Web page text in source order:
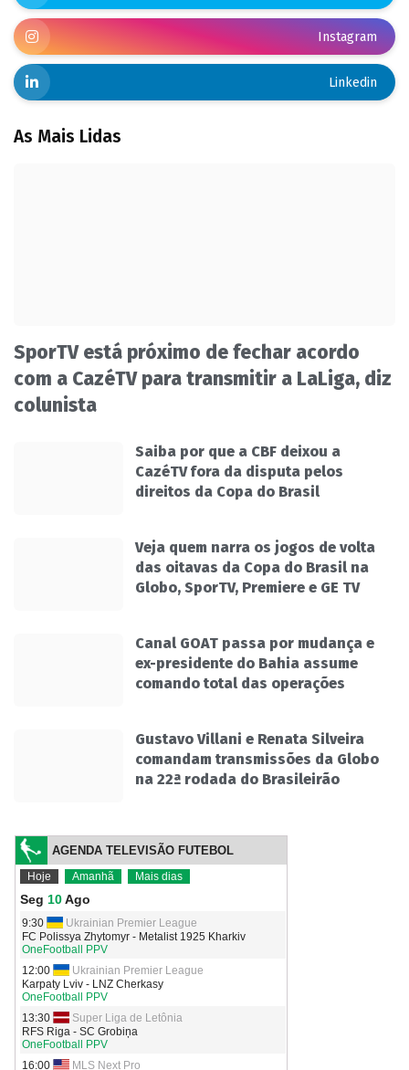
Instagram
Linkedin
As Mais Lidas
SporTV está próximo de fechar acordo
com a CazéTV para transmitir a LaLiga, diz
colunista
Saiba por que a CBF deixou a
CazéTV fora da disputa pelos
direitos da Copa do Brasil
Veja quem narra os jogos de volta
das oitavas da Copa do Brasil na
Globo, SporTV, Premiere e GE TV
Canal GOAT passa por mudança e
ex-presidente do Bahia assume
comando total das operações
Gustavo Villani e Renata Silveira
comandam transmissões da Globo
na 22ª rodada do Brasileirão